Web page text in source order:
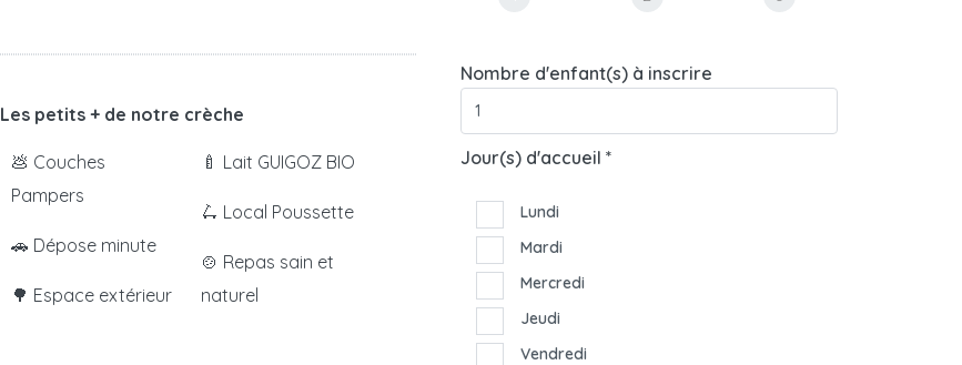
Les petits + de notre crèche
💩 Couches
Pampers
🚗 Dépose minute
🌳 Espace extérieur
🍼 Lait GUIGOZ BIO
🛴 Local Poussette
🍲 Repas sain et
naturel
Nombre d'enfant(s) à inscrire
Jour(s) d'accueil *
Lundi
Mardi
Mercredi
Jeudi
Vendredi